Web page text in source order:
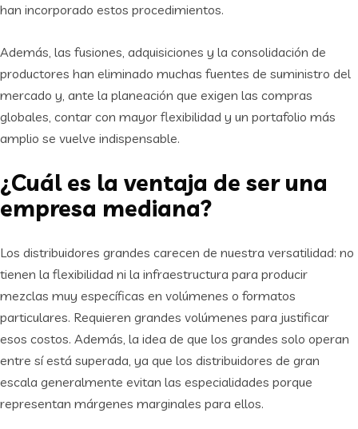
han incorporado estos procedimientos.
Además, las fusiones, adquisiciones y la consolidación de
productores han eliminado muchas fuentes de suministro del
mercado y, ante la planeación que exigen las compras
globales, contar con mayor flexibilidad y un portafolio más
amplio se vuelve indispensable.
¿Cuál es la ventaja de ser una
empresa mediana?
Los distribuidores grandes carecen de nuestra versatilidad: no
tienen la flexibilidad ni la infraestructura para producir
mezclas muy específicas en volúmenes o formatos
particulares. Requieren grandes volúmenes para justificar
esos costos. Además, la idea de que los grandes solo operan
entre sí está superada, ya que los distribuidores de gran
escala generalmente evitan las especialidades porque
representan márgenes marginales para ellos.